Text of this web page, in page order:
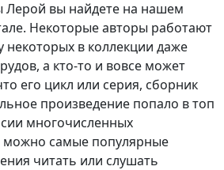
вы найдете на нашем
Некоторые авторы работают
в коллекции даже
а кто-то и вовсе может
его цикл или серия, сборник
произведение попало в топ
многочисленных
можно самые популярные
читать или слушать